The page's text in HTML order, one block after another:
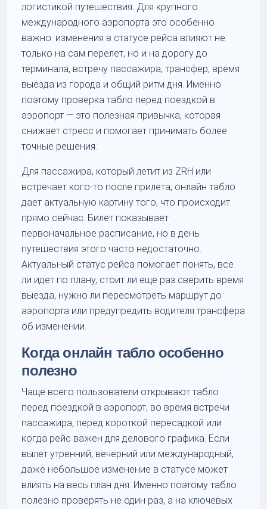
логистикой путешествия. Для крупного
международного аэропорта это особенно
важно: изменения в статусе рейса влияют не
только на сам перелет, но и на дорогу до
терминала, встречу пассажира, трансфер, время
выезда из города и общий ритм дня. Именно
поэтому проверка табло перед поездкой в
аэропорт — это полезная привычка, которая
снижает стресс и помогает принимать более
точные решения.
Для пассажира, который летит из ZRH или
встречает кого-то после прилета, онлайн табло
дает актуальную картину того, что происходит
прямо сейчас. Билет показывает
первоначальное расписание, но в день
путешествия этого часто недостаточно.
Актуальный статус рейса помогает понять, все
ли идет по плану, стоит ли еще раз сверить время
выезда, нужно ли пересмотреть маршрут до
аэропорта или предупредить водителя трансфера
об изменении.
Когда онлайн табло особенно
полезно
Чаще всего пользователи открывают табло
перед поездкой в аэропорт, во время встречи
пассажира, перед короткой пересадкой или
когда рейс важен для делового графика. Если
вылет утренний, вечерний или международный,
даже небольшое изменение в статусе может
влиять на весь план дня. Именно поэтому табло
полезно проверять не один раз, а на ключевых